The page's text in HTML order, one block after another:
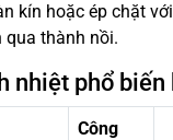
kín hoặc ép chặt
qua thành nồi.
nhiệt phổ biến
Công